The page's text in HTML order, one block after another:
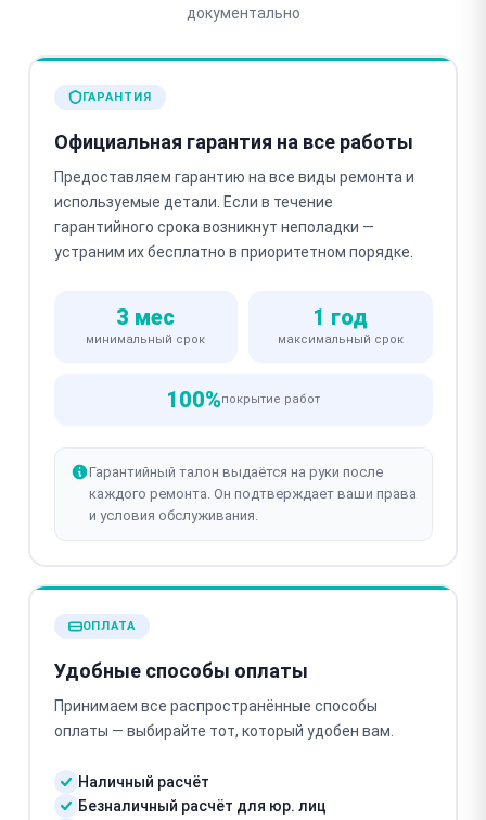
документально
ГАРАНТИЯ
Официальная гарантия на все работы
Предоставляем гарантию на все виды ремонта и
используемые детали. Если в течение
гарантийного срока возникнут неполадки —
устраним их бесплатно в приоритетном порядке.
3 мес
минимальный срок
1 год
максимальный срок
100%покрытие работ
Гарантийный талон выдаётся на руки после
каждого ремонта. Он подтверждает ваши права
и условия обслуживания.
ОПЛАТА
Удобные способы оплаты
Принимаем все распространённые способы
оплаты — выбирайте тот, который удобен вам.
Наличный расчёт
Безналичный расчёт для юр. лиц